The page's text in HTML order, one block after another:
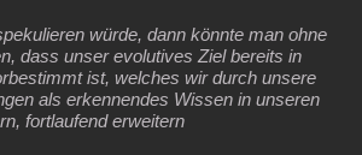
würde, dann könnte man ohne
dass unser evolutives Ziel bereits in
ist, welches wir durch unsere
als erkennendes Wissen in unseren
fortlaufend erweitern